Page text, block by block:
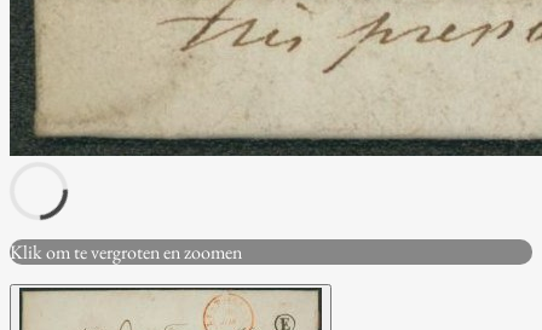
Klik om te vergroten en zoomen